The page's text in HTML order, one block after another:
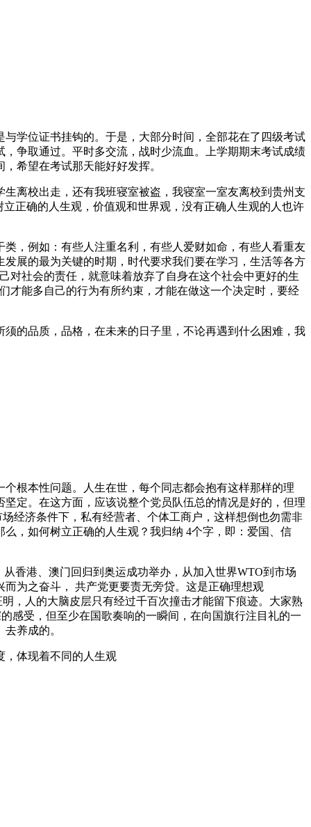
学位证书挂钩的。于是，大部分时间，全部花在了四级考试
争取通过。平时多交流，战时少流血。上学期期末考试成绩
希望在考试那天能好好发挥。
离校出走，还有我班寝室被盗，我寝室一室友离校到贵州支
正确的人生观，价值观和世界观，没有正确人生观的人也许
，例如：有些人注重名利，有些人爱财如命，有些人看重友
展的最为关键的时期，时代要求我们要在学习，生活等各方
对社会的责任，就意味着放弃了自身在这个社会中更好的生
才能多自己的行为有所约束，才能在做这一个决定时，要经
的品质，品格，在未来的日子里，不论再遇到什么困难，我
根本性问题。人生在世，每个同志都会抱有这样那样的理
定。在这方面，应该说整个党员队伍总的情况是好的，但理
经济条件下，私有经营者、个体工商户，这样想倒也勿需非
，如何树立正确的人生观？我归纳 4个字，即：爱国、信
香港、澳门回归到奥运成功举办，从加入世界WTO到市场
为之奋斗， 共产党更要责无旁贷。这是正确理想观
，人的大脑皮层只有经过千百次撞击才能留下痕迹。大家熟
感受，但至少在国歌奏响的一瞬间，在向国旗行注目礼的一
养成的。
，体现着不同的人生观